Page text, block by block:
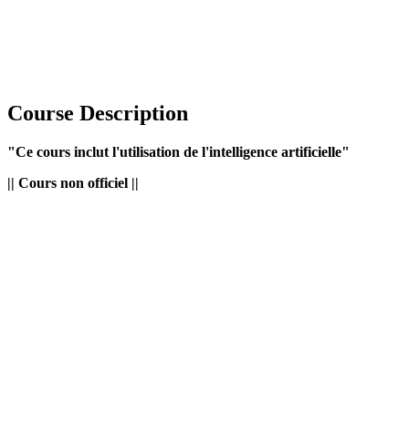
Course Description
"Ce cours inclut l'utilisation de l'intelligence artificielle"
|| Cours non officiel ||